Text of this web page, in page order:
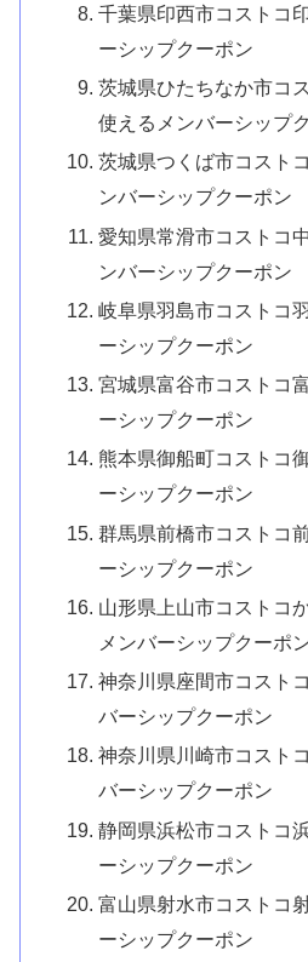
千葉県印西市コストコ
ーシップクーポン
茨城県ひたちなか市コ
使えるメンバーシップ
茨城県つくば市コスト
ンバーシップクーポン
愛知県常滑市コストコ
ンバーシップクーポン
岐阜県羽島市コストコ
ーシップクーポン
宮城県富谷市コストコ
ーシップクーポン
熊本県御船町コストコ
ーシップクーポン
群馬県前橋市コストコ
ーシップクーポン
山形県上山市コストコ
メンバーシップクーポ
神奈川県座間市コスト
バーシップクーポン
神奈川県川崎市コスト
バーシップクーポン
静岡県浜松市コストコ
ーシップクーポン
富山県射水市コストコ
ーシップクーポン